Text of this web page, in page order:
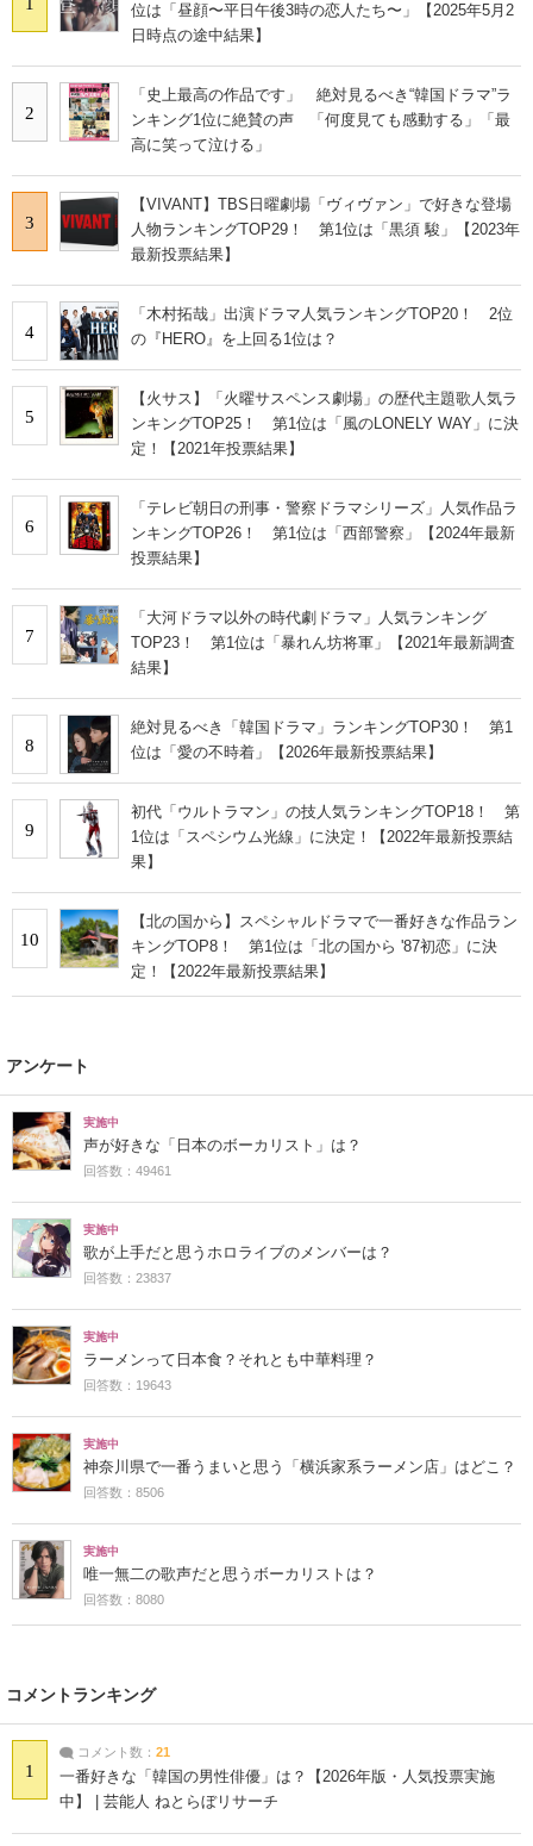
位は「昼顔〜平日午後3時の恋人たち〜」【2025年5月2
日時点の途中結果】
2
「史上最高の作品です」 絶対見るべき“韓国ドラマ”ラ
ンキング1位に絶賛の声 「何度見ても感動する」「最
高に笑って泣ける」
3
【VIVANT】TBS日曜劇場「ヴィヴァン」で好きな登場
人物ランキングTOP29！ 第1位は「黒須 駿」【2023年
最新投票結果】
4
「木村拓哉」出演ドラマ人気ランキングTOP20！ 2位
の『HERO』を上回る1位は？
5
【火サス】「火曜サスペンス劇場」の歴代主題歌人気ラ
ンキングTOP25！ 第1位は「風のLONELY WAY」に決
定！【2021年投票結果】
6
「テレビ朝日の刑事・警察ドラマシリーズ」人気作品ラ
ンキングTOP26！ 第1位は「西部警察」【2024年最新
投票結果】
7
「大河ドラマ以外の時代劇ドラマ」人気ランキング
TOP23！ 第1位は「暴れん坊将軍」【2021年最新調査
結果】
8
絶対見るべき「韓国ドラマ」ランキングTOP30！ 第1
位は「愛の不時着」【2026年最新投票結果】
9
初代「ウルトラマン」の技人気ランキングTOP18！ 第
1位は「スペシウム光線」に決定！【2022年最新投票結
果】
10
【北の国から】スペシャルドラマで一番好きな作品ラン
キングTOP8！ 第1位は「北の国から '87初恋」に決
定！【2022年最新投票結果】
アンケート
実施中
声が好きな「日本のボーカリスト」は？
回答数：49461
実施中
歌が上手だと思うホロライブのメンバーは？
回答数：23837
実施中
ラーメンって日本食？それとも中華料理？
回答数：19643
実施中
神奈川県で一番うまいと思う「横浜家系ラーメン店」はどこ？
回答数：8506
実施中
唯一無二の歌声だと思うボーカリストは？
回答数：8080
コメントランキング
1
コメント数： 21
一番好きな「韓国の男性俳優」は？【2026年版・人気投票実施
中】 | 芸能人 ねとらぼリサーチ